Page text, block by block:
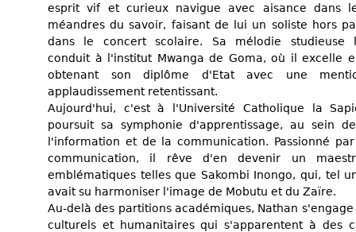
esprit vif et curieux navigue avec aisance dans
méandres du savoir, faisant de lui un soliste hors
dans le concert scolaire. Sa mélodie studieuse
conduit à l'institut Mwanga de Goma, où il excelle
obtenant son diplôme d'Etat avec une
applaudissement retentissant.
Aujourd'hui, c'est à l'Université Catholique la
poursuit sa symphonie d'apprentissage, au sein
l'information et de la communication. Passionné
communication, il rêve d'en devenir un
emblématiques telles que Sakombi Inongo, qui, tel
avait su harmoniser l'image de Mobutu et du Zaïre.
Au-delà des partitions académiques, Nathan
culturels et humanitaires qui s'apparentent à des